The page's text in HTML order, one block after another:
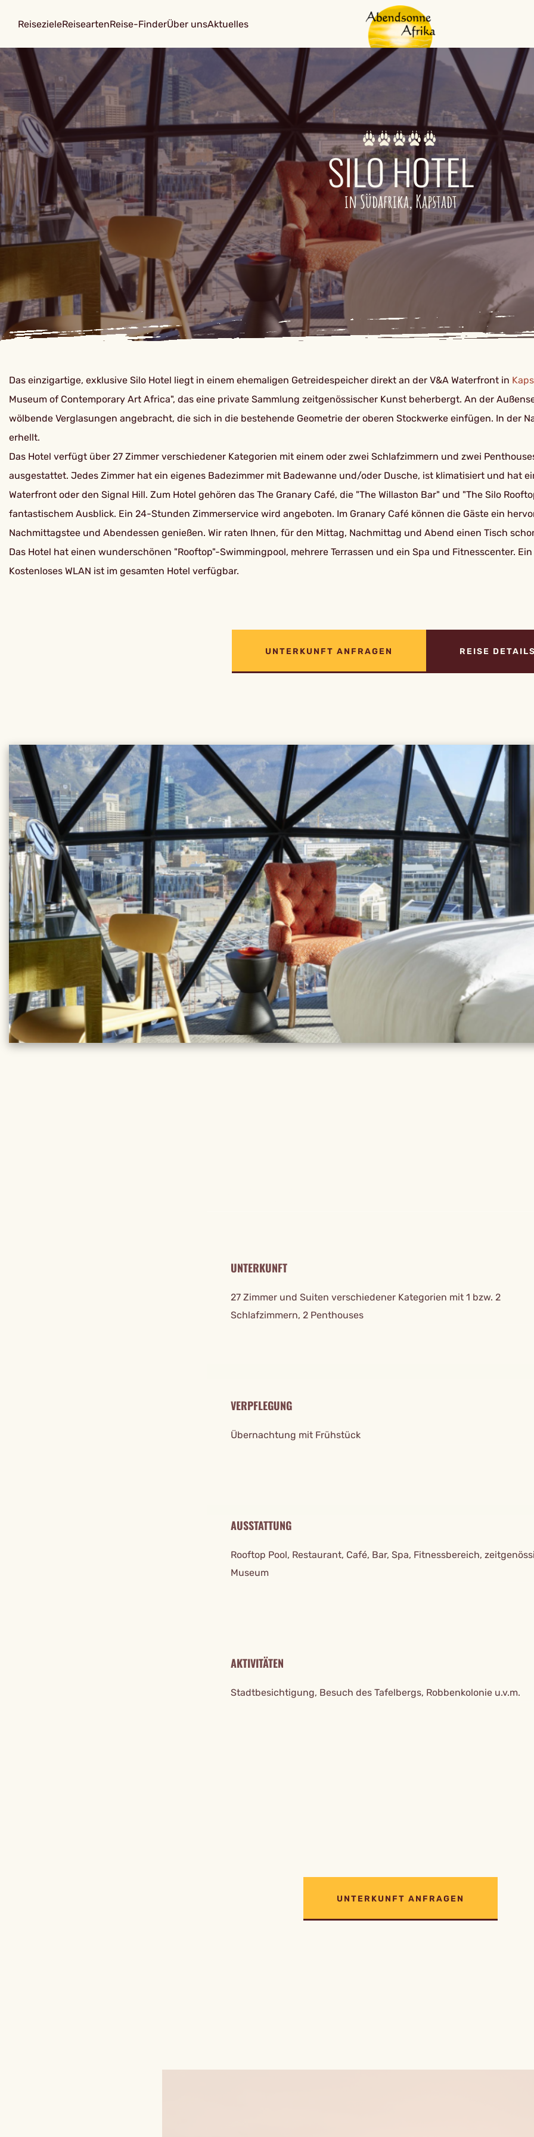
ReisezieleReiseartenReise-FinderÜber unsAktuelles
SILO HOTEL
in Südafrika, Kapstadt
Das einzigartige, exklusive Silo Hotel liegt in einem ehemaligen Getreidespeicher direkt an der V&A Waterfront in
Museum of Contemporary Art Africa", das eine private Sammlung zeitgenössischer Kunst beherbergt. An der
wölbende Verglasungen angebracht, die sich in die bestehende Geometrie der oberen Stockwerke einfügen. In der
erhellt.
Das Hotel verfügt über 27 Zimmer verschiedener Kategorien mit einem oder zwei Schlafzimmern und zwei
ausgestattet. Jedes Zimmer hat ein eigenes Badezimmer mit Badewanne und/oder Dusche, ist klimatisiert und hat
Waterfront oder den Signal Hill. Zum Hotel gehören das The Granary Café, die "The Willaston Bar" und "The Silo
fantastischem Ausblick. Ein 24-Stunden Zimmerservice wird angeboten. Im Granary Café können die Gäste ein
Nachmittagstee und Abendessen genießen. Wir raten Ihnen, für den Mittag, Nachmittag und Abend einen Tisch
Das Hotel hat einen wunderschönen "Rooftop"-Swimmingpool, mehrere Terrassen und ein Spa und Fitnesscenter.
Kostenloses WLAN ist im gesamten Hotel verfügbar.
UNTERKUNFT ANFRAGEN REISE DETAILS
UNTERKUNFT
27 Zimmer und Suiten verschiedener Kategorien mit 1 bzw. 2
Schlafzimmern, 2 Penthouses
VERPFLEGUNG
Übernachtung mit Frühstück
AUSSTATTUNG
Rooftop Pool, Restaurant, Café, Bar, Spa, Fitnessbereich,
Museum
AKTIVITÄTEN
Stadtbesichtigung, Besuch des Tafelbergs, Robbenkolonie u.v.m.
UNTERKUNFT ANFRAGEN